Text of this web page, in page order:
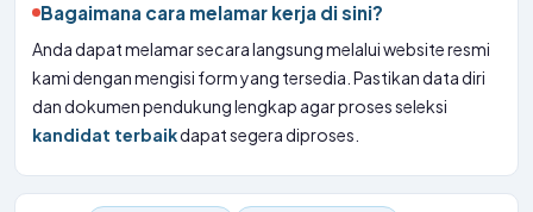
Bagaimana cara melamar kerja di sini?
Anda dapat melamar secara langsung melalui website resmi
kami dengan mengisi form yang tersedia. Pastikan data diri
dan dokumen pendukung lengkap agar proses seleksi
kandidat terbaikdapat segera diproses.